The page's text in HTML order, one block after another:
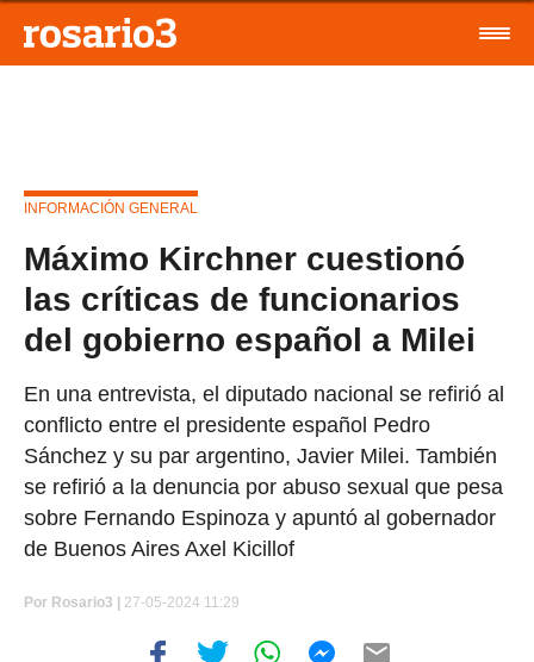
INFORMACIÓN GENERAL
Máximo Kirchner cuestionó
las críticas de funcionarios
del gobierno español a Milei
En una entrevista, el diputado nacional se refirió al
conflicto entre el presidente español Pedro
Sánchez y su par argentino, Javier Milei. También
se refirió a la denuncia por abuso sexual que pesa
sobre Fernando Espinoza y apuntó al gobernador
de Buenos Aires Axel Kicillof
Por Rosario3 | 27-05-2024 11:29